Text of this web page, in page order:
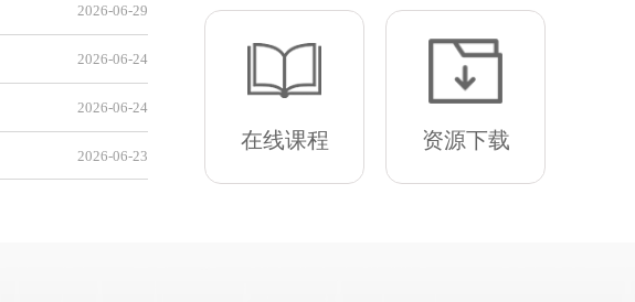
2026-06-29
2026-06-24
2026-06-24
2026-06-23
[内网]科研院转发2026年中国产学研合作促进会科技创新奖申
科研院转发2026可持续发展青年科学家奖申报通知
科研院转发关于征集2027年企业创新发展联合基金 （
科研院转发浙江省科技厅关于开展2025年度浙江省科
在线课程 资源下载